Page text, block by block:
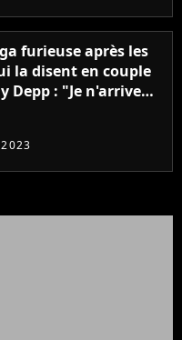
furieuse après les
la disent en couple
Depp : "Je n'arrive